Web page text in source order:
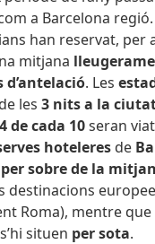
a Barcelona regió.
han reservat, per
mitjana
d’antelació. Les
les3 nits a la
4 de cada 10seran
hoteleres de
per sobre de la
destinacions
Roma), mentre que
s’hi situen per sota.